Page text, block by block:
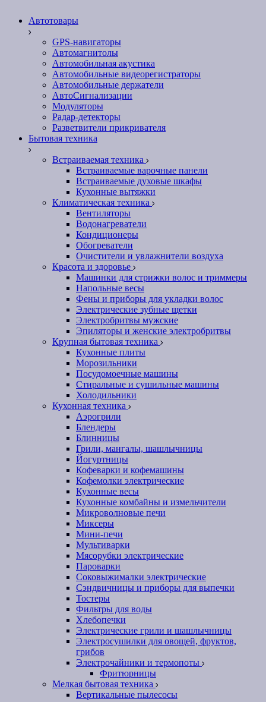
Автотовары
GPS-навигаторы
Автомагнитолы
Автомобильная акустика
Автомобильные видеорегистраторы
Автомобильные держатели
АвтоСигнализации
Модуляторы
Радар-детекторы
Разветвители прикривателя
Бытовая техника
Встраиваемая техника
Встраиваемые варочные панели
Встраиваемые духовые шкафы
Кухонные вытяжки
Климатическая техника
Вентиляторы
Водонагреватели
Кондиционеры
Обогреватели
Очистители и увлажнители воздуха
Красота и здоровье
Машинки для стрижки волос и триммеры
Напольные весы
Фены и приборы для укладки волос
Электрические зубные щетки
Электробритвы мужские
Эпиляторы и женские электробритвы
Крупная бытовая техника
Кухонные плиты
Морозильники
Посудомоечные машины
Стиральные и сушильные машины
Холодильники
Кухонная техника
Аэрогрили
Блендеры
Блинницы
Грили, мангалы, шашлычницы
Йогуртницы
Кофеварки и кофемашины
Кофемолки электрические
Кухонные весы
Кухонные комбайны и измельчители
Микроволновые печи
Миксеры
Мини-печи
Мультиварки
Мясорубки электрические
Пароварки
Соковыжималки электрические
Сэндвичницы и приборы для выпечки
Тостеры
Фильтры для воды
Хлебопечки
Электрические грили и шашлычницы
Электросушилки для овощей, фруктов,
грибов
Электрочайники и термопоты
Фритюрницы
Мелкая бытовая техника
Вертикальные пылесосы